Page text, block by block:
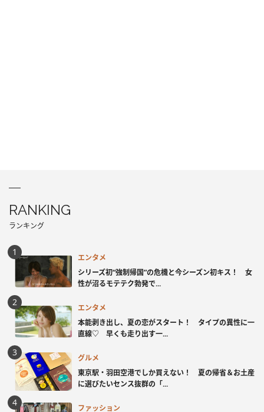
RANKING
ランキング
エンタメ
シリーズ初“強制帰国”の危機と今シーズン初キス！ 女
性が沼るモテテク勃発で...
エンタメ
本能剥き出し、夏の恋がスタート！ タイプの異性に一
直線♡ 早くも走り出す一...
グルメ
東京駅・羽田空港でしか買えない！ 夏の帰省＆お土産
に選びたいセンス抜群の「...
ファッション